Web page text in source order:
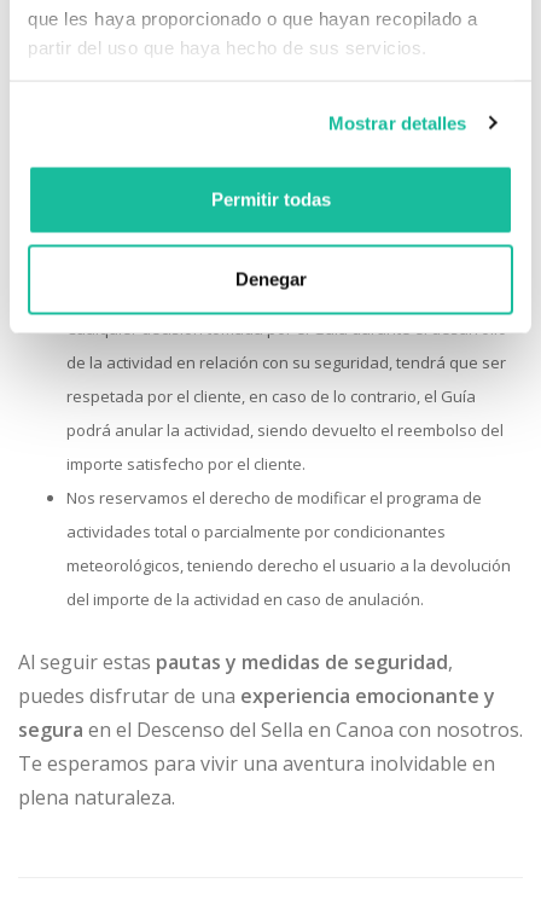
que les haya proporcionado o que hayan recopilado a
partir del uso que haya hecho de sus servicios.
Mostrar detalles
Permitir todas
Denegar
la actividad.
El material utilizado reúne todas las medidas de seguridad
empresa cuenta con el correspondiente seguro de
Responsabilidad Civil, según la normativa vigente.
Cualquier decisión tomada por el Guía durante el desarrollo
de la actividad en relación con su seguridad, tendrá que ser
respetada por el cliente, en caso de lo contrario, el Guía
podrá anular la actividad, siendo devuelto el reembolso del
importe satisfecho por el cliente.
Nos reservamos el derecho de modificar el programa de
actividades total o parcialmente por condicionantes
meteorológicos, teniendo derecho el usuario a la devolución
del importe de la actividad en caso de anulación.
Al seguir estas pautas y medidas de seguridad,
puedes disfrutar de una experiencia emocionante y
segura en el Descenso del Sella en Canoa con nosotros.
Te esperamos para vivir una aventura inolvidable en
plena naturaleza.